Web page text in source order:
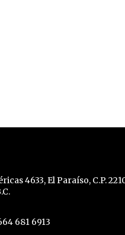
4633, El Paraíso, C.P.
681 6913